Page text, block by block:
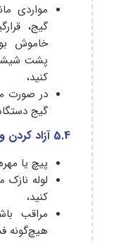
مواردی
گیج،
خاموش
پشت
کنید،
در صورت
گیج
5.4 آزاد کردن و بیرون آوردن گیج
پیچ یا
لوله
کنید،
مراقب
هیچ‌گونه